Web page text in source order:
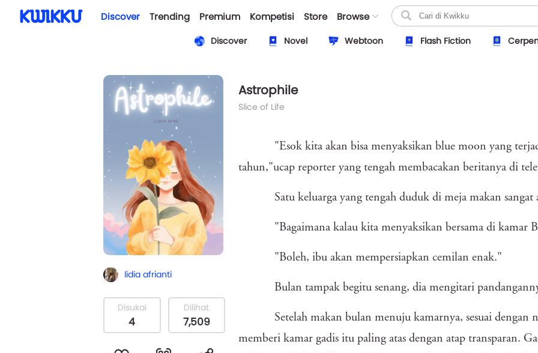
Discover Trending Premium Kompetisi Store Browse
Discover Novel Webtoon Flash Fiction
lidia afrianti
Disukai
4
Dilihat
7,509
Astrophile
Slice of Life
"Esok kita akan bisa menyaksikan blue moon yang
tahun,"ucap reporter yang tengah membacakan beritanya di
Satu keluarga yang tengah duduk di meja makan
"Bagaimana kalau kita menyaksikan bersama di kamar
"Boleh, ibu akan mempersiapkan cemilan enak."
Bulan tampak begitu senang, dia mengitari
Setelah makan bulan menuju kamarnya, sesuai dengan
memberi kamar gadis itu paling atas dengan atap transparan.